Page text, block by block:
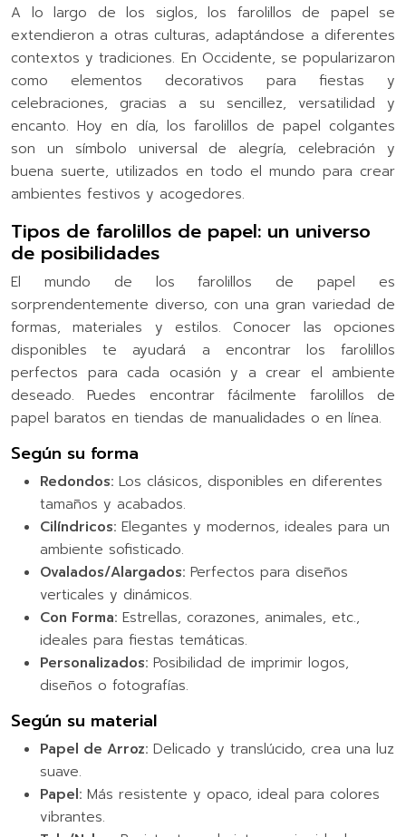
A lo largo de los siglos, los farolillos de papel se
extendieron a otras culturas, adaptándose a diferentes
contextos y tradiciones. En Occidente, se popularizaron
como elementos decorativos para fiestas y
celebraciones, gracias a su sencillez, versatilidad y
encanto. Hoy en día, los farolillos de papel colgantes
son un símbolo universal de alegría, celebración y
buena suerte, utilizados en todo el mundo para crear
ambientes festivos y acogedores.
Tipos de farolillos de papel: un universo
de posibilidades
El mundo de los farolillos de papel es
sorprendentemente diverso, con una gran variedad de
formas, materiales y estilos. Conocer las opciones
disponibles te ayudará a encontrar los farolillos
perfectos para cada ocasión y a crear el ambiente
deseado. Puedes encontrar fácilmente farolillos de
papel baratos en tiendas de manualidades o en línea.
Según su forma
Redondos: Los clásicos, disponibles en diferentes
tamaños y acabados.
Cilíndricos: Elegantes y modernos, ideales para un
ambiente sofisticado.
Ovalados/Alargados: Perfectos para diseños
verticales y dinámicos.
Con Forma: Estrellas, corazones, animales, etc.,
ideales para fiestas temáticas.
Personalizados: Posibilidad de imprimir logos,
diseños o fotografías.
Según su material
Papel de Arroz: Delicado y translúcido, crea una luz
suave.
Papel: Más resistente y opaco, ideal para colores
vibrantes.